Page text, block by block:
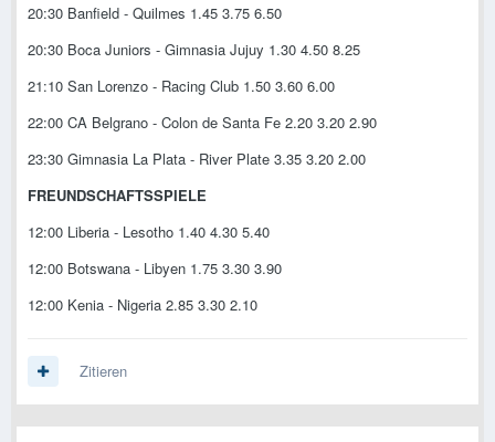
20:30 Banfield - Quilmes 1.45 3.75 6.50
20:30 Boca Juniors - Gimnasia Jujuy 1.30 4.50 8.25
21:10 San Lorenzo - Racing Club 1.50 3.60 6.00
22:00 CA Belgrano - Colon de Santa Fe 2.20 3.20 2.90
23:30 Gimnasia La Plata - River Plate 3.35 3.20 2.00
FREUNDSCHAFTSSPIELE
12:00 Liberia - Lesotho 1.40 4.30 5.40
12:00 Botswana - Libyen 1.75 3.30 3.90
12:00 Kenia - Nigeria 2.85 3.30 2.10
Zitieren